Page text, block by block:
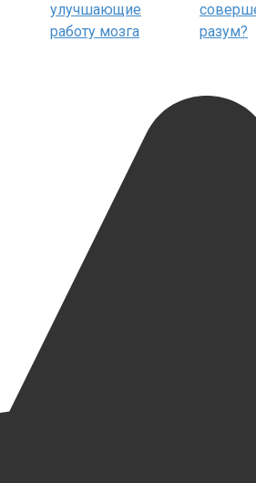
улучшающие
работу мозга
разум?